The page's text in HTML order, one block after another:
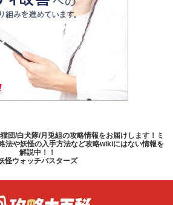
団/白犬隊/月兎組の攻略情報をお届けします！ミ
法や妖怪の入手方法など攻略wikiにはない情報を
解説中！！
怪ウォッチバスターズ